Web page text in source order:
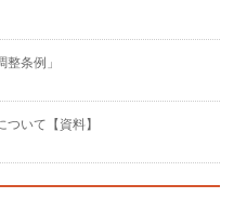
条例」
ついて【資料】